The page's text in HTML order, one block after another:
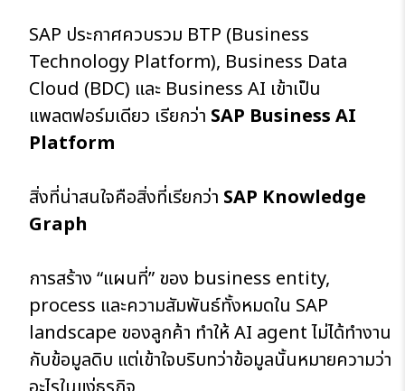
SAP ประกาศควบรวม BTP (Business
Technology Platform), Business Data
Cloud (BDC) และ Business AI เข้าเป็น
แพลตฟอร์มเดียว เรียกว่า SAP Business AI
Platform
สิ่งที่น่าสนใจคือสิ่งที่เรียกว่า SAP Knowledge
Graph
การสร้าง “แผนที่” ของ business entity,
process และความสัมพันธ์ทั้งหมดใน SAP
landscape ของลูกค้า ทำให้ AI agent ไม่ได้ทำงาน
กับข้อมูลดิบ แต่เข้าใจบริบทว่าข้อมูลนั้นหมายความว่า